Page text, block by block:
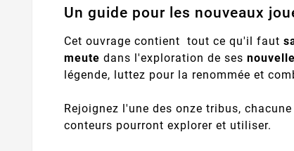
Un guide pour les nouveaux
Cet ouvrage contient tout ce qu'il faut
meute dans l'exploration de ses
légende, luttez pour la renommée et
Rejoignez l'une des onze tribus,
conteurs pourront explorer et utiliser.